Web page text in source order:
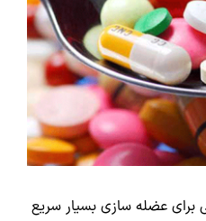
برای عضله سازی بسیار سریع